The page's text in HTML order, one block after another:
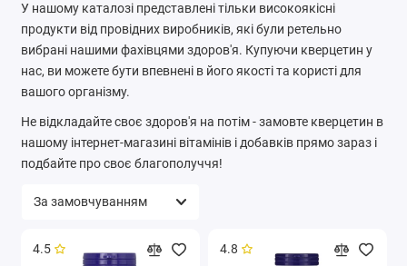
У нашому каталозі представлені тільки високоякісні
продукти від провідних виробників, які були ретельно
вибрані нашими фахівцями здоров'я. Купуючи кверцетин у
нас, ви можете бути впевнені в його якості та користі для
вашого організму.
Не відкладайте своє здоров'я на потім - замовте кверцетин в
нашому інтернет-магазині вітамінів і добавків прямо зараз і
подбайте про своє благополуччя!
4.5 4.8